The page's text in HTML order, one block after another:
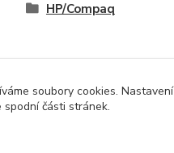
HP/Compaq
soubory cookies. Nastavení
části stránek.